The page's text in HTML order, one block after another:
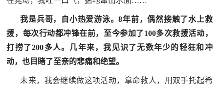
热
点
追
踪
国
防
我是兵哥，自小热爱游泳。8年前，偶然接触了水上救
援，每次行动都冲锋在前，至今参加了100多次救援活动，
打捞了200多人。几年来，我见识了无数年少的轻狂和冲
动，也目睹了至亲的悲痛和绝望。
未来，我会继续做这项活动，拿命救人，用双手托起希